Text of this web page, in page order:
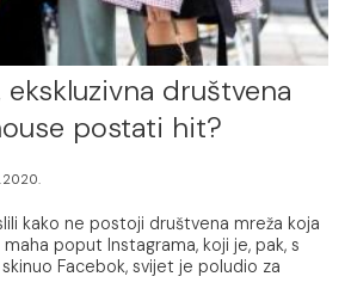
ekskluzivna društvena
postati hit?
kako ne postoji društvena mreža koja
poput Instagrama, koji je, pak, s
Facebok, svijet je poludio za